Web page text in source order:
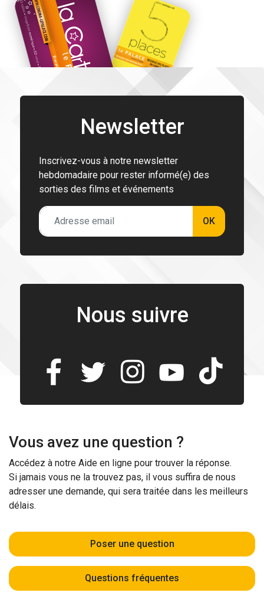
Newsletter
Inscrivez-vous à notre newsletter
hebdomadaire pour rester informé(e) des
sorties des films et événements
OK
Nous suivre
Vous avez une question ?
Accédez à notre Aide en ligne pour trouver la réponse.
Si jamais vous ne la trouvez pas, il vous suffira de nous
adresser une demande, qui sera traitée dans les meilleurs
délais.
Poser une question
Questions fréquentes